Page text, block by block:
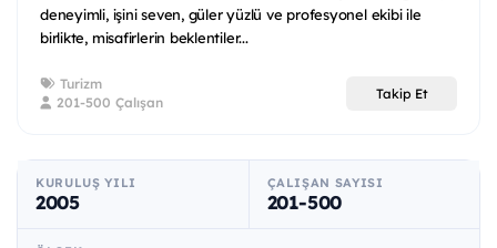
deneyimli, işini seven, güler yüzlü ve profesyonel ekibi ile
birlikte, misafirlerin beklentiler...
Turizm
201-500 Çalışan
Takip Et
KURULUŞ YILI
2005
ÇALIŞAN SAYISI
201-500